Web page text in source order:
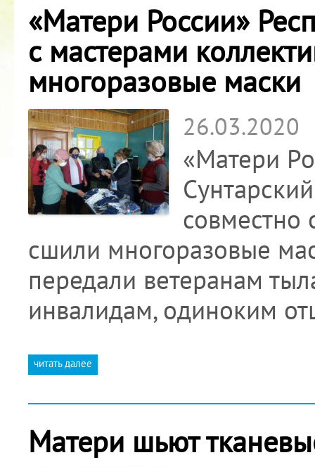
«Матери России»
с мастерами
многоразовые маски
26.03.2020
«Матери
совместно
сшили многоразовые
передали ветеранам
инвалидам, одиноким
читать далее
Матери шьют